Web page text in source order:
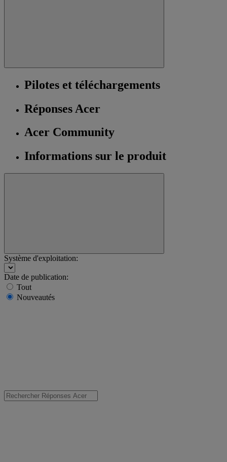
Pilotes et téléchargements
Réponses Acer
Acer Community
Informations sur le produit
Système d'exploitation:
Date de publication:
Tout
Nouveautés